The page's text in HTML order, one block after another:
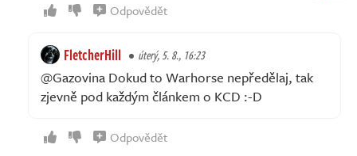
Odpovědět
FletcherHill úterý, 5. 8., 16:23
@Gazovina Dokud to Warhorse nepředělaj, tak
zjevně pod každým článkem o KCD :-D
Odpovědět